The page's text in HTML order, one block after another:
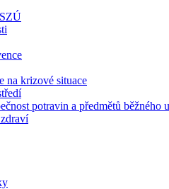
na krizové situace
potravin a předmětů běžného